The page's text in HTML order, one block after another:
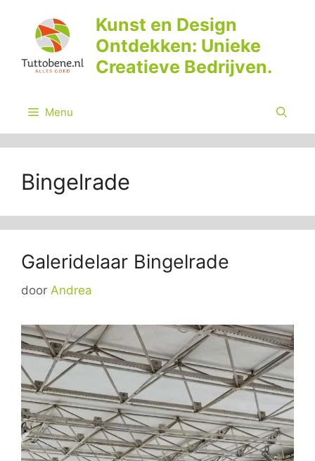
inhoud
Kunst en Design
Ontdekken: Unieke
Creatieve Bedrijven.
Menu
Bingelrade
Galeridelaar Bingelrade
door Andrea